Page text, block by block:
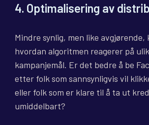
4. Optimalisering av
Mindre synlig, men like avgjørende,
hvordan algoritmen reagerer på
kampanjemål. Er det bedre å be
etter folk som sannsynligvis vil
eller folk som er klare til å ta ut
umiddelbart?